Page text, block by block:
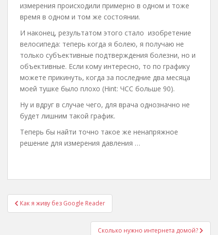
измерения происходили примерно в одном и тоже
время в одном и том же состоянии.
И наконец, результатом этого стало изобретение
велосипеда: теперь когда я болею, я получаю не
только субъективные подтверждения болезни, но и
объективные. Если кому интересно, то по графику
можете прикинуть, когда за последние два месяца
моей тушке было плохо (Hint: ЧСС больше 90).
Ну и вдруг в случае чего, для врача однозначно не
будет лишним такой график.
Теперь бы найти точно такое же ненапряжное
решение для измерения давления …
Post
navigation
Как я живу без Google Reader
Сколько нужно интернета домой?